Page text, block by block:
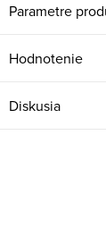
Parametre
Hodnotenie
Diskusia